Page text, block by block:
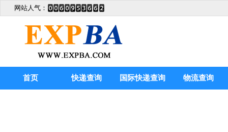
网站人气：
首页 快递查询 国际快递查询 物流查询